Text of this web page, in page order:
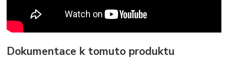
Dokumentace k tomuto produktu